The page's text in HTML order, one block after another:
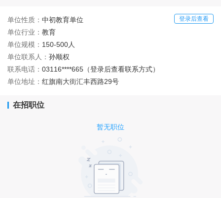
登录后查看
单位性质： 中初教育单位
单位行业： 教育
单位规模： 150-500人
单位联系人： 孙顺权
联系电话： 03116****665（登录后查看联系方式）
单位地址： 红旗南大街汇丰西路29号
在招职位
暂无职位